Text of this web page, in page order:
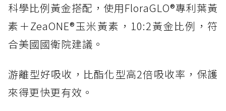
科學比例黃金搭配，使用FloraGLO®專利葉黃
素＋ZeaONE®玉米黃素，10:2黃金比例，符
合美國國衛院建議。
游離型好吸收，比酯化型高2倍吸收率，保護
來得更快更有效。